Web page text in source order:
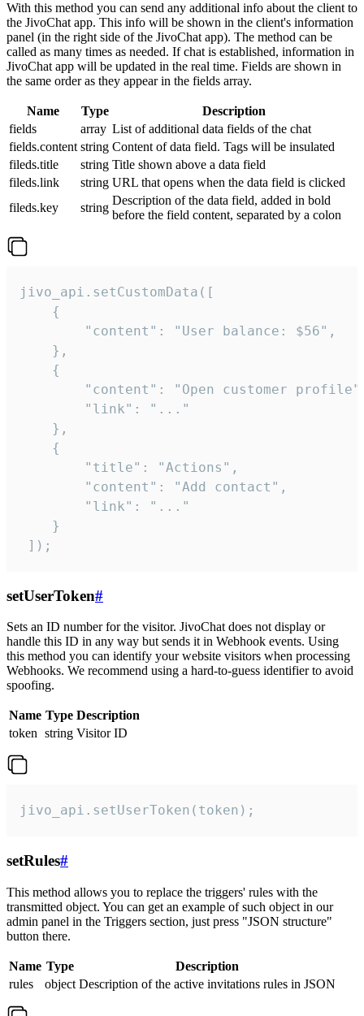
With this method you can send any additional info about the client to
the JivoChat app. This info will be shown in the client's information
panel (in the right side of the JivoChat app). The method can be
called as many times as needed. If chat is established, information in
JivoChat app will be updated in the real time. Fields are shown in
the same order as they appear in the fields array.
Name Type
Description
fields
array List of additional data fields of the chat
fields.content string Content of data field. Tags will be insulated
fileds.title
string Title shown above a data field
fileds.link
string URL that opens when the data field is clicked
fileds.key
string
Description of the data field, added in bold
before the field content, separated by a colon
jivo_api.setCustomData([
    {
        "content": "User balance: $56",
    },
    {
"content": "Open customer
        "link": "..."
    },
    {
        "title": "Actions",
        "content": "Add contact",
        "link": "..."
    }
]);
setUserToken#
Sets an ID number for the visitor. JivoChat does not display or
handle this ID in any way but sends it in Webhook events. Using
this method you can identify your website visitors when processing
Webhooks. We recommend using a hard-to-guess identifier to avoid
spoofing.
Name Type Description
token string Visitor ID
jivo_api.setUserToken(token);
setRules#
This method allows you to replace the triggers' rules with the
transmitted object. You can get an example of such object in our
admin panel in the Triggers section, just press "JSON structure"
button there.
Name Type
Description
rules
object Description of the active invitations rules in JSON